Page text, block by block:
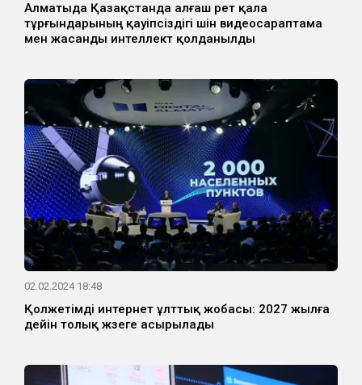
Алматыда Қазақстанда алғаш рет қала
тұрғындарының қауіпсіздігі үшін видеосараптама
мен жасанды интеллект қолданылды
02.02.2024 18:48
Қолжетімді интернет ұлттық жобасы: 2027 жылға
дейін толық жүзеге асырылады